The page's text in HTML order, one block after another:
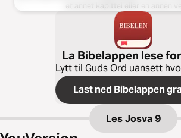
et annet kapittel eller en annen
La Bibelappen lese
Lytt til Guds Ord uansett
Last ned Bibelappen
Les Josva 9